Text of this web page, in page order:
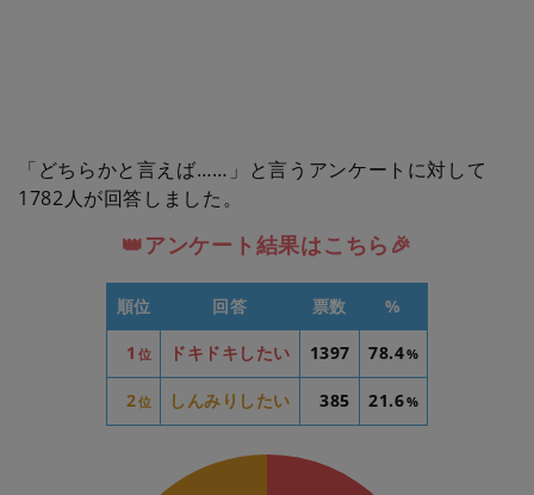
「どちらかと言えば……」と言うアンケートに対して
1782人が回答しました。
👑アンケート結果はこちら🎉
順位 回答 票数 %
1 位 ドキドキしたい 1397 78.4%
2位 しんみりしたい 385 21.6%